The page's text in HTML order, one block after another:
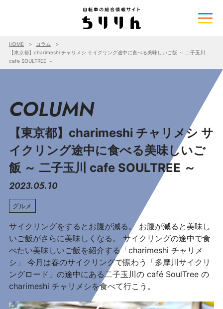
HOME
コラム
【東京都】charimeshi チャリメシ サイクリング途中に食べる美味しいご飯 ～ 二子玉川
cafe SOULTREE ～
COLUMN
【東京都】charimeshi チャリメシ サ
イクリング途中に食べる美味しいご
飯 ～ 二子玉川 cafe SOULTREE ～
2023.05.10
グルメ
サイクリングをするとお腹が減る。 お腹が減ると美味し
いご飯がさらに美味しくなる。 サイクリングの途中で食
べたい美味しいご飯を紹介する「charimeshi チャリメ
シ」 今月は春のサイクリングで賑わう「多摩川サイクリ
ングロード」の途中にある二子玉川の café SoulTree の
charimeshi チャリメシを食べて行こう。